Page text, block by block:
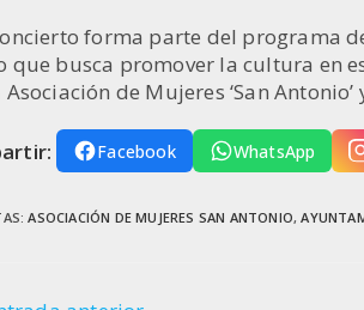
forma parte del programa
que busca promover la cultura en
de Mujeres ‘San
Facebook WhatsApp
:ASOCIACIÓN DE MUJERES SAN ANTONIO,